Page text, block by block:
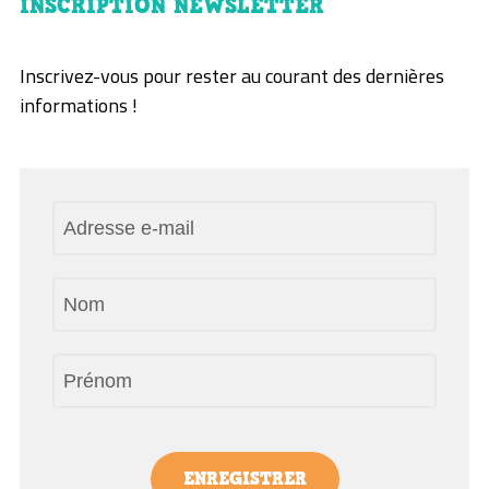
Inscrivez-vous pour rester au courant des dernières
informations !
ENREGISTRER